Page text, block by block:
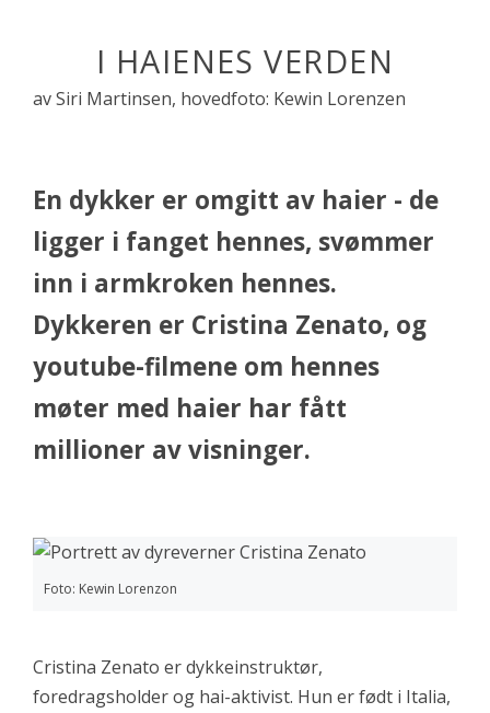
I HAIENES VERDEN
av Siri Martinsen, hovedfoto: Kewin Lorenzen
En dykker er omgitt av haier - de
ligger i fanget hennes, svømmer
inn i armkroken hennes.
Dykkeren er Cristina Zenato, og
youtube-filmene om hennes
møter med haier har fått
millioner av visninger.
Foto: Kewin Lorenzon
Cristina Zenato er dykkeinstruktør,
foredragsholder og hai-aktivist. Hun er født i Italia,